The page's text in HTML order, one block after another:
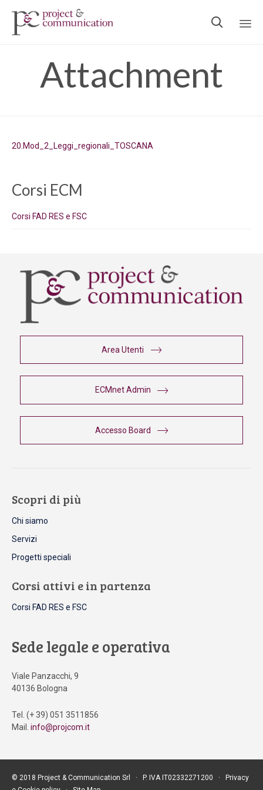

Attachment
20.Mod_2_Leggi_regionali_TOSCANA
Corsi ECM
Corsi FAD RES e FSC
Area Utenti
ECMnet Admin
Accesso Board
Scopri di più
Chi siamo
Servizi
Progetti speciali
Corsi attivi e in partenza
Corsi FAD RES e FSC
Sede legale e operativa
Viale Panzacchi, 9
40136 Bologna
Tel. (+ 39) 051 3511856
Mail. info@projcom.it
© 2018 Project & Communication Srl ∙ P. IVA IT02332271200 ∙
Privacy